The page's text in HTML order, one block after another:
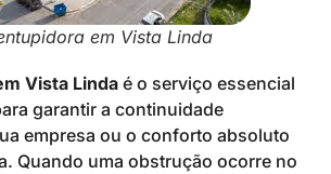
em Vista Linda
Vista Linda é o serviço essencial
garantir a continuidade
empresa ou o conforto absoluto
Quando uma obstrução ocorre no